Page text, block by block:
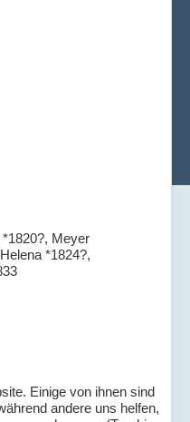
Meyer
*1824?,
Einige von ihnen sind
andere uns helfen,